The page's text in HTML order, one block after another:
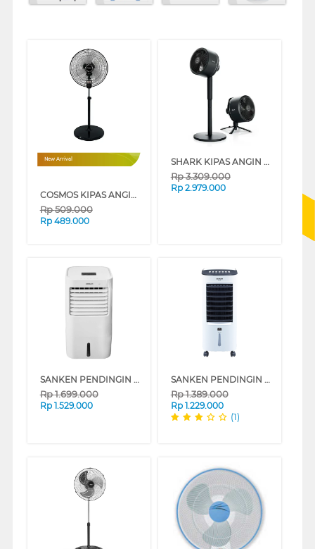
New Arrival
COSMOS KIPAS ANGIN INDUSTRI INDUSTRIAL FAN TBF-1802
Rp509.000
Rp 489.000
SHARK KIPAS ANGIN BERDIRI STAND FAN FLEXBREEZE FA221ID
Rp3.309.000
Rp 2.979.000
SANKEN PENDINGIN UDARA AIR COOLER 8 L SAC-59
Rp1.699.000
Rp 1.529.000
SANKEN PENDINGIN UDARA AIR COOLER 6 L SAC-38
Rp1.389.000
Rp 1.229.000
(1)